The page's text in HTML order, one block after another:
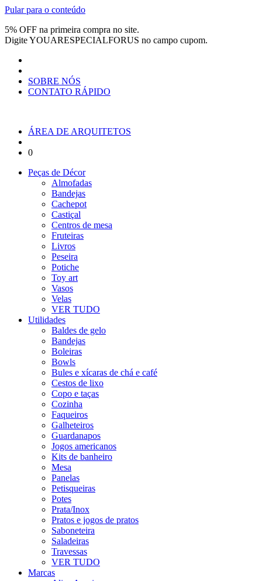
Pular para o conteúdo
5% OFF na primeira compra no site.
DigiteYOUARESPECIALFORUS no campo cupom.
SOBRE NÓS
CONTATO RÁPIDO
ÁREA DE ARQUITETOS
0
Peças de Décor
Almofadas
Bandejas
Cachepot
Castiçal
Centros de mesa
Fruteiras
Livros
Peseira
Potiche
Toy art
Vasos
Velas
VER TUDO
Utilidades
Baldes de gelo
Bandejas
Boleiras
Bowls
Bules e xícaras de chá e café
Cestos de lixo
Copo e taças
Cozinha
Faqueiros
Galheteiros
Guardanapos
Jogos americanos
Kits de banheiro
Mesa
Panelas
Petisqueiras
Potes
Prata/Inox
Pratos e jogos de pratos
Saboneteira
Saladeiras
Travessas
VER TUDO
Marcas